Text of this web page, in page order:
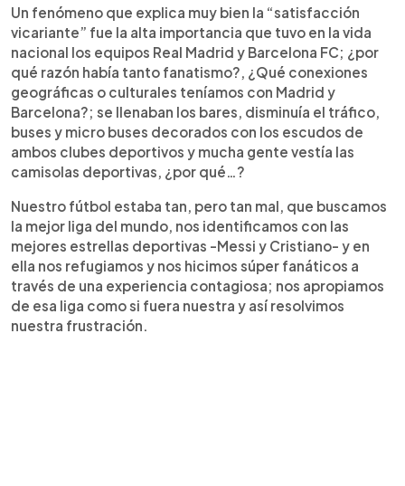
Un fenómeno que explica muy bien la “satisfacción
vicariante” fue la alta importancia que tuvo en la vida
nacional los equipos Real Madrid y Barcelona FC; ¿por
qué razón había tanto fanatismo?, ¿Qué conexiones
geográficas o culturales teníamos con Madrid y
Barcelona?; se llenaban los bares, disminuía el tráfico,
buses y micro buses decorados con los escudos de
ambos clubes deportivos y mucha gente vestía las
camisolas deportivas, ¿por qué…?
Nuestro fútbol estaba tan, pero tan mal, que buscamos
la mejor liga del mundo, nos identificamos con las
mejores estrellas deportivas -Messi y Cristiano- y en
ella nos refugiamos y nos hicimos súper fanáticos a
través de una experiencia contagiosa; nos apropiamos
de esa liga como si fuera nuestra y así resolvimos
nuestra frustración.